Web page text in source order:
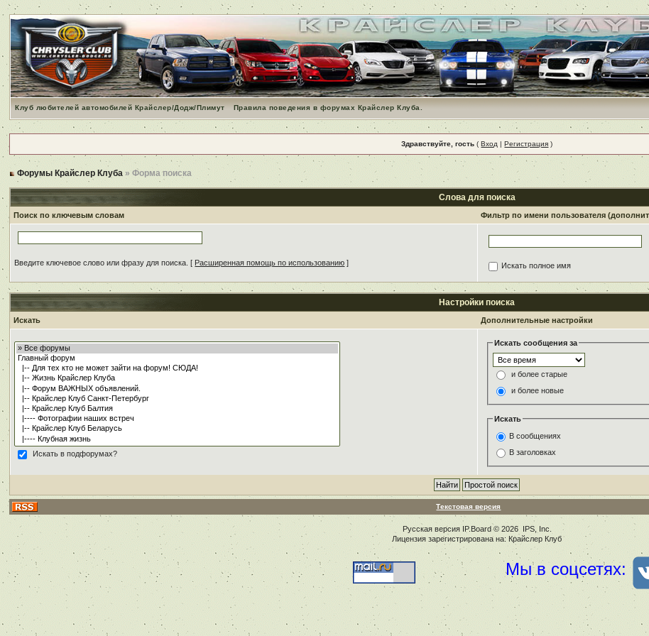
Клуб любителей автомобилей Крайслер/Додж/Плимут Правила поведения в форумах Крайслер Клуба.
Здравствуйте, гость (Вход |Регистрация )
Форумы Крайслер Клуба » Форма поиска
Слова для поиска
Поиск по ключевым словам Фильтр по имени пользователя
Введите ключевое слово или фразу для поиска. [ Расширенная помощь по использованию ] Искать полное имя
Настройки поиска
Искать Дополнительные настройки
Искать в подфорумах?
Искать сообщения за
и более старые
и более новые
Искать
В сообщениях
В заголовках
Текстовая версия
Русская версия IP.Board© 2026 IPS, Inc
Лицензия зарегистрирована на: Крайслер Клуб
Мы в соцсетях: